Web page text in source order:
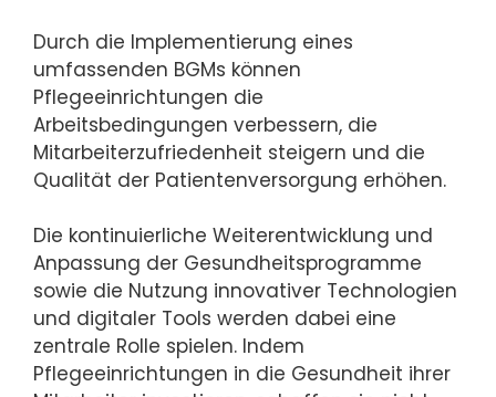
Durch die Implementierung eines
umfassenden BGMs können
Pflegeeinrichtungen die
Arbeitsbedingungen verbessern, die
Mitarbeiterzufriedenheit steigern und die
Qualität der Patientenversorgung erhöhen.
Die kontinuierliche Weiterentwicklung und
Anpassung der Gesundheitsprogramme
sowie die Nutzung innovativer Technologien
und digitaler Tools werden dabei eine
zentrale Rolle spielen. Indem
Pflegeeinrichtungen in die Gesundheit ihrer